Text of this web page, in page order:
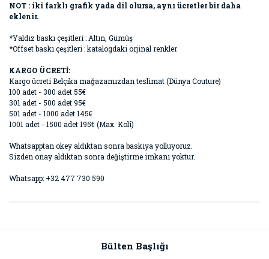
NOT : iki farklı grafik yada dil olursa, aynı ücretler bir daha
eklenir.
*Yaldız baskı çeşitleri : Altın, Gümüş
*Offset baskı çeşitleri : katalogdaki orjinal renkler
KARGO ÜCRETİ:
Kargo ücreti Belçika mağazamızdan teslimat (Dünya Couture)
100 adet - 300 adet 55€
301 adet - 500 adet 95€
501 adet - 1000 adet 145€
1001 adet - 1500 adet 195€ (Max. Koli)
Whatsapptan okey aldıktan sonra baskıya yolluyoruz.
Sizden onay aldıktan sonra değiştirme imkanı yoktur.
Whatsapp: +32 477 730 590
Bülten Başlığı